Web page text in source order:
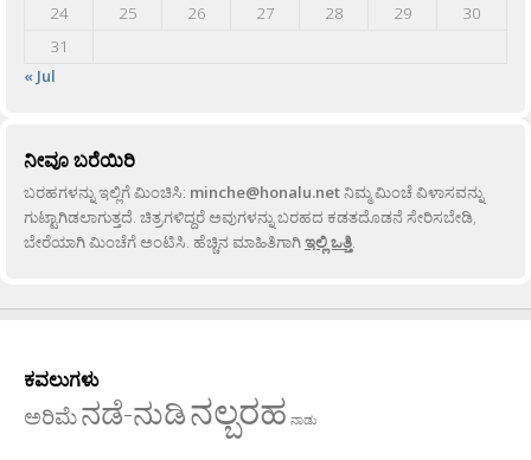
24
25 26 27 28 29
30
31
« Jul
ನೀವೂ ಬರೆಯಿರಿ
ಬರಹಗಳನ್ನು ಇಲ್ಲಿಗೆ ಮಿಂಚಿಸಿ: minche@honalu.netನಿಮ್ಮ ಮಿಂಚೆ ವಿಳಾಸವನ್ನು
ಗುಟ್ಟಾಗಿಡಲಾಗುತ್ತದೆ. ಚಿತ್ರಗಳಿದ್ದರೆ ಅವುಗಳನ್ನು ಬರಹದ ಕಡತದೊಡನೆ ಸೇರಿಸಬೇಡಿ,
ಬೇರೆಯಾಗಿ ಮಿಂಚೆಗೆ ಅಂಟಿಸಿ. ಹೆಚ್ಚಿನ ಮಾಹಿತಿಗಾಗಿಇಲ್ಲಿ ಒತ್ತಿ
ಕವಲುಗಳು
ಅರಿಮೆನಡೆ-ನುಡಿನಲ್ಬರಹ ನಾಡು